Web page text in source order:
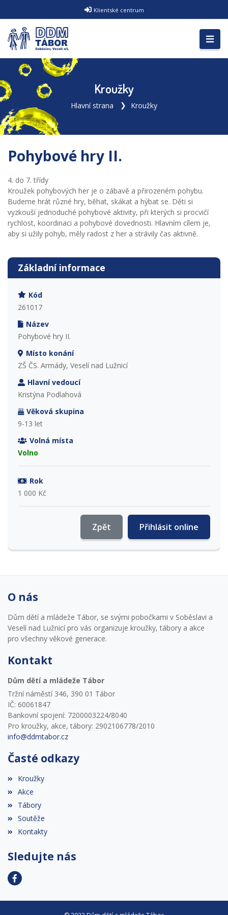
Klientské centrum
Kroužky
Hlavní strana Kroužky
Pohybové hry II.
4. do 7. třídy
Kroužek pohybových her je o zábavě a přirozeném pohybu.
Budeme hrát různé hry, běhat, skákat a hýbat se. Děti si
vyzkouší jednoduché pohybové aktivity, při kterých si procvičí
rychlost, koordinaci a pohybové dovednosti. Hlavním cílem je,
aby si užily pohyb, měly radost z her a strávily čas aktivně.
Základní informace
Kód
261017
Název
Pohybové hry II.
Místo konání
ZŠ ČS. Armády, Veselí nad Lužnicí
Hlavní vedoucí
Kristýna Podlahová
Věková skupina
9-13 let
Volná místa
Volno
Rok
1 000 Kč
Přihlásit online
Zpět
O nás
Dům dětí a mládeže Tábor, se svými pobočkami v Soběslavi a
Veselí nad Lužnicí pro vás organizuje kroužky, tábory a akce
pro všechny věkové generace.
Kontakt
Dům dětí a mládeže Tábor
Tržní náměstí 346, 390 01 Tábor
IČ: 60061847
Bankovní spojení: 7200003224/8040
Pro kroužky, akce, tábory: 2902106778/2010
info@ddmtabor.cz
Časté odkazy
Kroužky
Akce
Tábory
Soutěže
Kontakty
Sledujte nás